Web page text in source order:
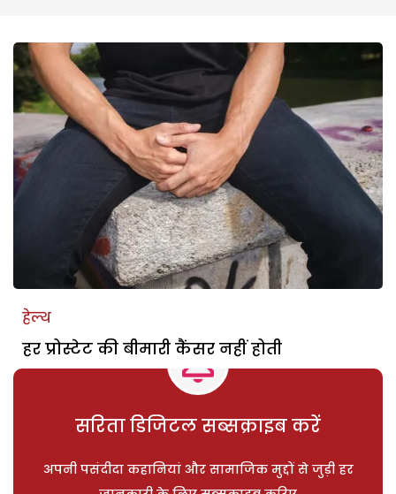
हेल्थ
हर प्रोस्टेट की बीमारी कैंसर नहीं होती
सरिता डिजिटल सब्सक्राइब करें
अपनी पसंदीदा कहानियां और सामाजिक मुद्दों से जुड़ी हर